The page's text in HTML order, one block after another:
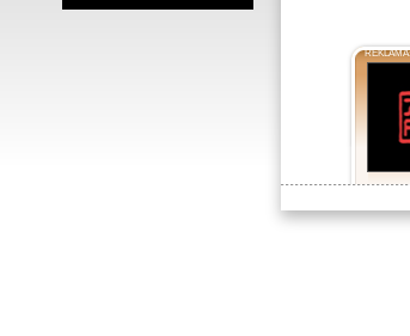
REKLAMA: